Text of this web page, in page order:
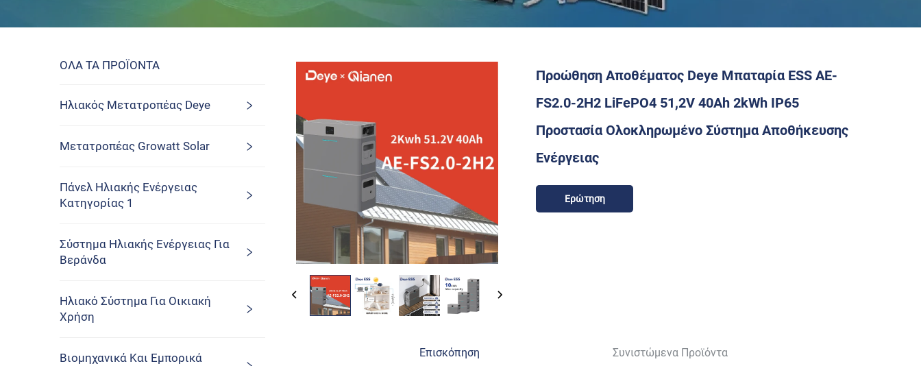
ΟΛΑ ΤΑ ΠΡΟΪΟΝΤΑ
Ηλιακός Μετατροπέας Deye
Μετατροπέας Growatt Solar
Πάνελ Ηλιακής Ενέργειας
Κατηγορίας 1
Σύστημα Ηλιακής Ενέργειας Για
Βεράνδα
Ηλιακό Σύστημα Για Οικιακή
Χρήση
Βιομηχανικά Και Εμπορικά
Προώθηση Αποθέματος Deye Μπαταρία ESS AE-
FS2.0-2H2 LiFePO4 51,2V 40Ah 2kWh IP65
Προστασία Ολοκληρωμένο Σύστημα Αποθήκευσης
Ενέργειας
Ερώτηση
Επισκόπηση Συνιστώμενα Προϊόντα